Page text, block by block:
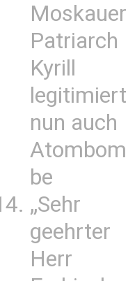
Moskauer
Patriarch
Kyrill
legitimiert
nun auch
Atombom
be
„Sehr
geehrter
Herr